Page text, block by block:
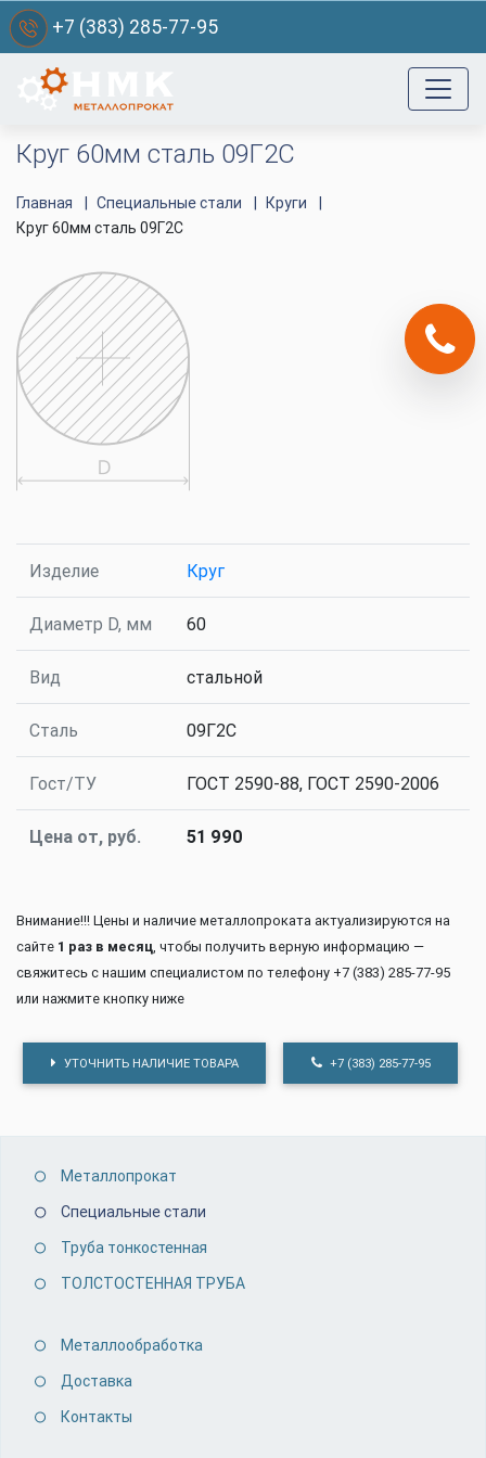
+7 (383) 285-77-95
Круг 60мм сталь 09Г2С
Главная Специальные стали
Круги
Круг 60мм сталь 09Г2С
Изделие Круг
Диаметр D, мм 60
Вид стальной
Сталь 09Г2С
Гост/ТУ ГОСТ 2590-88, ГОСТ 2590-2006
Цена от, руб. 51 990
Внимание!!! Цены и наличие металлопроката актуализируются на
сайте 1 раз в месяц, чтобы получить верную информацию —
свяжитесь с нашим специалистом по телефону +7 (383) 285-77-95
или нажмите кнопку ниже
УТОЧНИТЬ НАЛИЧИЕ ТОВАРА +7 (383) 285-77-95
Металлопрокат
Специальные стали
Труба тонкостенная
ТОЛСТОСТЕННАЯ ТРУБА
Металлообработка
Доставка
Контакты